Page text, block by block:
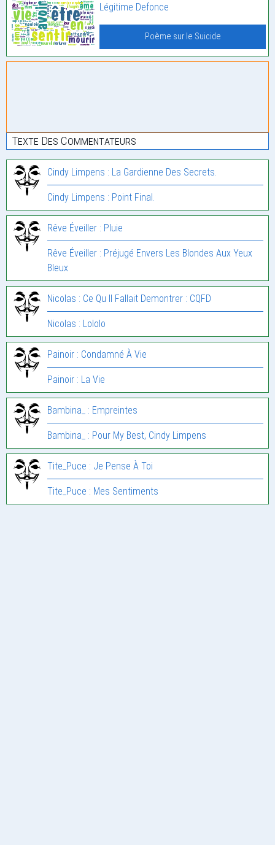
Légitime Defonce
Poème sur le Suicide
Texte Des Commentateurs
Cindy Limpens : La Gardienne Des Secrets.
Cindy Limpens : Point Final.
Rêve Éveiller : Pluie
Rêve Éveiller : Préjugé Envers Les Blondes Aux Yeux
Bleux
Nicolas : Ce Qu Il Fallait Demontrer : CQFD
Nicolas : Lololo
Painoir : Condamné À Vie
Painoir : La Vie
Bambina_ : Empreintes
Bambina_ : Pour My Best, Cindy Limpens
Tite_Puce : Je Pense À Toi
Tite_Puce : Mes Sentiments